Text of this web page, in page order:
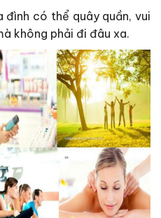
đình có thể quây quần, vui
không phải đi đâu xa.